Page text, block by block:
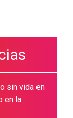
sin vida en
en la